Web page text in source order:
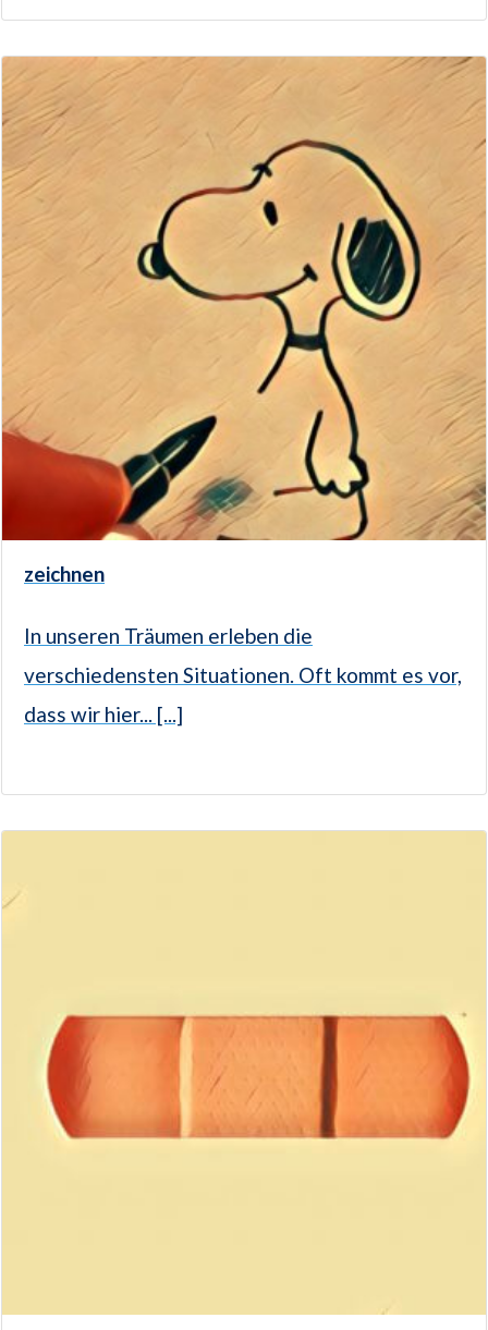
zeichnen
In unseren Träumen erleben die
verschiedensten Situationen. Oft kommt es vor,
dass wir hier... [...]